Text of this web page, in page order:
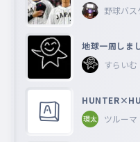
野球バ
地球一周しま
すらいむ
ツルーマ